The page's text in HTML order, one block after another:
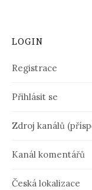
LOGIN
Registrace
Přihlásit se
Zdroj kanálů
Kanál komentářů
Česká lokalizace